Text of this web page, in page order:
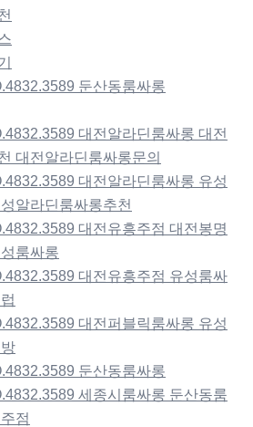
둔산동룸싸롱
대전알라딘룸싸롱 대전
대전알라딘룸싸롱문의
대전알라딘룸싸롱 유성
알라딘룸싸롱추천
대전유흥주점 대전봉명
룸싸롱
대전유흥주점 유성룸싸
대전퍼블릭룸싸롱 유성
둔산동룸싸롱
세종시룸싸롱 둔산동룸
점